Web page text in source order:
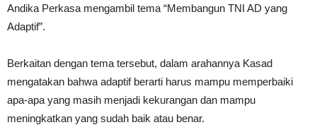
Andika Perkasa mengambil tema “Membangun TNI AD yang
Adaptif”.
Berkaitan dengan tema tersebut, dalam arahannya Kasad
mengatakan bahwa adaptif berarti harus mampu memperbaiki
apa-apa yang masih menjadi kekurangan dan mampu
meningkatkan yang sudah baik atau benar.